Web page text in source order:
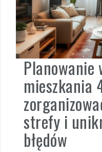
Planowanie
mieszkania
strefy i
błędów